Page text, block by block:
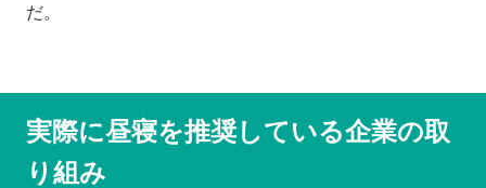
だ。
実際に昼寝を推奨している企業の取
り組み